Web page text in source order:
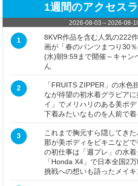
1週間のアクセス
2026-08-03 ～ 2026-08-
1
8KVR作品を含む人気の222
画が「春のパンツまつり30
(水)朝9:59まで開催～キャン
ん
2
「FRUITS ZIPPER」の水色
なが待望の初水着グラビア
イ」でメリハリのある美ボ
下着みたいなものを人前で着
3
これまで胸元すら隠してき
那が美ボディをビキニなど
の初仕事は「週プレ」の水
「Honda X4」で日本全国2
挑戦への想いも語ったメイキ